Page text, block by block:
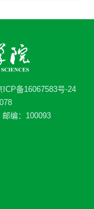
ICP备16067583号-24
编：100093